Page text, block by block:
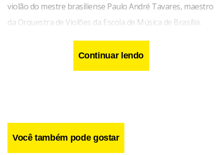
violão do mestre brasiliense Paulo André Tavares, maestro
da Orquestra de Violões da Escola de Música de Brasília.
Continuar lendo
Você também pode gostar